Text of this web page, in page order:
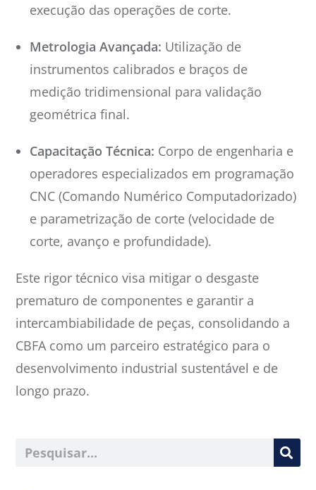
execução das operações de corte.
Metrologia Avançada: Utilização de
instrumentos calibrados e braços de
medição tridimensional para validação
geométrica final.
Capacitação Técnica: Corpo de engenharia e
operadores especializados em programação
CNC (Comando Numérico Computadorizado)
e parametrização de corte (velocidade de
corte, avanço e profundidade).
Este rigor técnico visa mitigar o desgaste
prematuro de componentes e garantir a
intercambiabilidade de peças, consolidando a
CBFA como um parceiro estratégico para o
desenvolvimento industrial sustentável e de
longo prazo.